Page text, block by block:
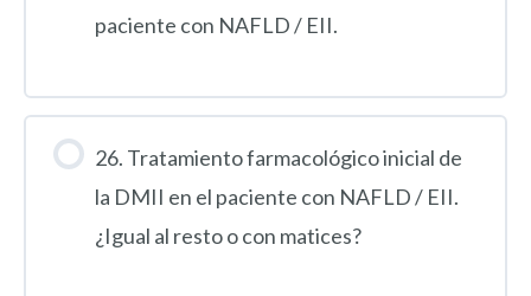
paciente con NAFLD / EII.
26. Tratamiento farmacológico inicial de
la DMII en el paciente con NAFLD / EII.
¿Igual al resto o con matices?